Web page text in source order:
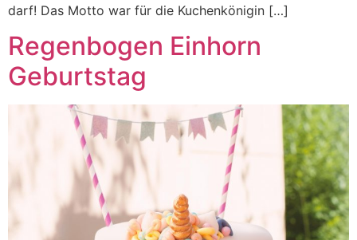
darf! Das Motto war für die Kuchenkönigin […]
Regenbogen Einhorn
Geburtstag